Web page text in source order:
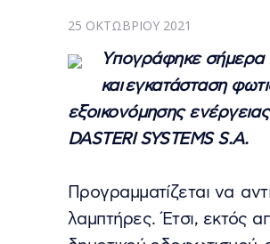
25 ΟΚΤΩΒΡΊΟΥ 2021
Yπογράφηκε σήμερα
και εγκατάσταση
εξοικονόμησης
DASTERI SYSTEMS S.A.
Προγραμματίζεται να
λαμπτήρες. Έτσι, εκτός